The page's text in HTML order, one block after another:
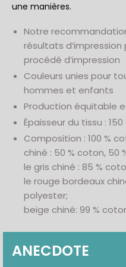
une manières.
Notre
résultats
procédé d’impression
Couleurs unies pour
hommes et enfants
Production équitable
Épaisseur du tissu : 150
Composition : 100 %
chiné : 50 % coton, 50
le gris chiné : 85 %
le rouge bordeaux
polyester;
beige chiné: 99 %
ANECDOTE